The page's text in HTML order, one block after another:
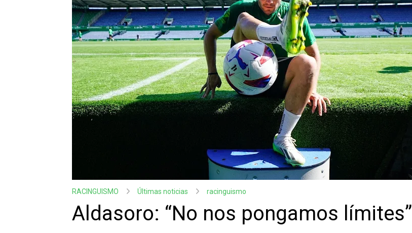
RACINGUISMO Últimas noticias racinguismo
Aldasoro: “No nos pongamos límites”